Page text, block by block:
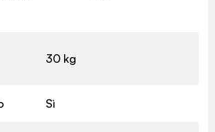
30 kg
Sì